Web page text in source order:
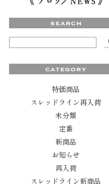
特価商品
スレッドライン再入荷
未分類
定番
新商品
お知らせ
再入荷
スレッドライン新商品